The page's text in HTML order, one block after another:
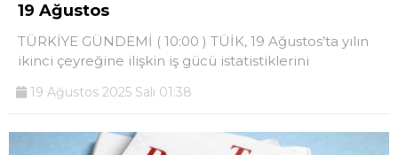
19 Ağustos
TÜRKİYE GÜNDEMİ ( 10:00 ) TÜİK, 19 Ağustos’ta yılın
ikinci çeyreğine ilişkin iş gücü istatistiklerini
19 Ağustos 2025 Salı 01:38